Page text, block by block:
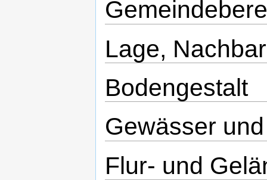
Lage,
Bodengestalt
Gewässer
Flur- und